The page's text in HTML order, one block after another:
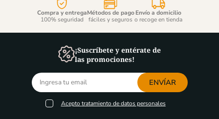
Compra y entrega
100% seguridad
Métodos de pago
fáciles y seguros
Envío a domicilio
o recoge en tienda
¡Suscríbete y entérate de
las promociones!
ENVÍAR
Acepto tratamiento de datos personales